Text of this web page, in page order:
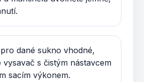
dané sukno vhodné,
vysavač s čistým nástavcem
sacím výkonem.